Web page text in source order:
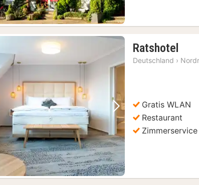
Vorheriges Bild Nächstes Bild
Ratshotel
Deutschland ›
Gratis WLAN
Restaurant
Zimmerservice